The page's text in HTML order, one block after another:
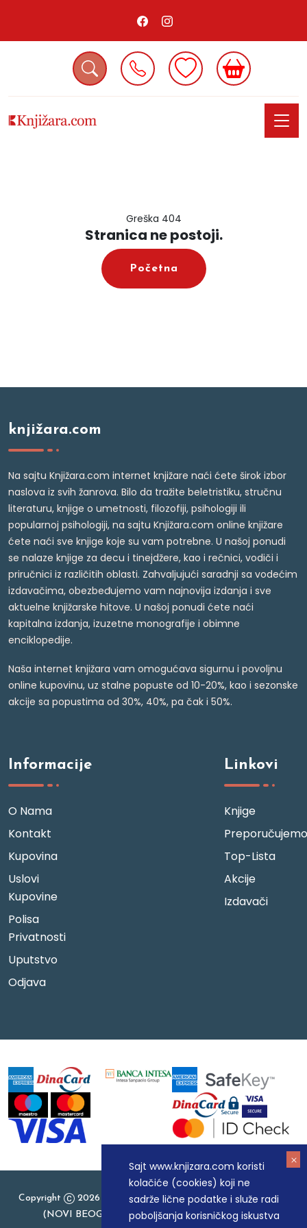
Sajt www.knjizara.com koristi
kolačiće (cookies) koji ne
sadrže lične podatke i služe radi
poboljšanja korisničkog iskustva
Greška 404
Stranica ne postoji.
Početna
knjižara.com
Na sajtu Knjižara.com internet knjižare naći ćete širok izbor
naslova iz svih žanrova. Bilo da tražite beletristiku, stručnu
literaturu, knjige o umetnosti, filozofiji, psihologiji ili
popularnoj psihologiji, na sajtu Knjižara.com online knjižare
ćete naći sve knjige koje su vam potrebne. U našoj ponudi
se nalaze knjige za decu i tinejdžere, kao i rečnici, vodiči i
priručnici iz različitih oblasti. Zahvaljujući saradnji sa vodećim
izdavačima, obezbeđujemo vam najnovija izdanja i sve
aktuelne knjižarske hitove. U našoj ponudi ćete naći
kapitalna izdanja, izuzetne monografije i obimne
enciklopedije.
Naša internet knjižara vam omogućava sigurnu i povoljnu
online kupovinu, uz stalne popuste od 10-20%, kao i sezonske
akcije sa popustima od 30%, 40%, pa čak i 50%.
Informacije
O Nama
Kontakt
Kupovina
Uslovi
Kupovine
Polisa
Privatnosti
Uputstvo
Odjava
Linkovi
Knjige
Preporučujemo
Top-Lista
Akcije
Izdavači
Copyright
2026 Knjizara.com - MAKART DOO BEOGRAD
(NOVI BEOGRAD), PIB: 105184104, MB: 20337524